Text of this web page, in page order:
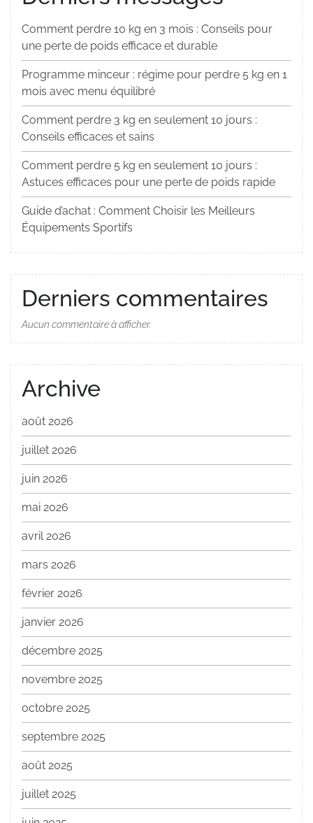
Comment perdre 10 kg en 3 mois : Conseils pour
une perte de poids efficace et durable
Programme minceur : régime pour perdre 5 kg en 1
mois avec menu équilibré
Comment perdre 3 kg en seulement 10 jours :
Conseils efficaces et sains
Comment perdre 5 kg en seulement 10 jours :
Astuces efficaces pour une perte de poids rapide
Guide d’achat : Comment Choisir les Meilleurs
Équipements Sportifs
Derniers commentaires
Aucun commentaire à afficher.
Archive
août 2026
juillet 2026
juin 2026
mai 2026
avril 2026
mars 2026
février 2026
janvier 2026
décembre 2025
novembre 2025
octobre 2025
septembre 2025
août 2025
juillet 2025